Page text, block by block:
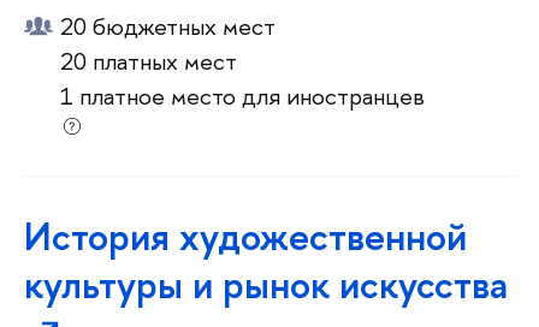
20 бюджетных мест
20 платных мест
1 платное место для иностранцев
История художественной
культуры и рынок искусства